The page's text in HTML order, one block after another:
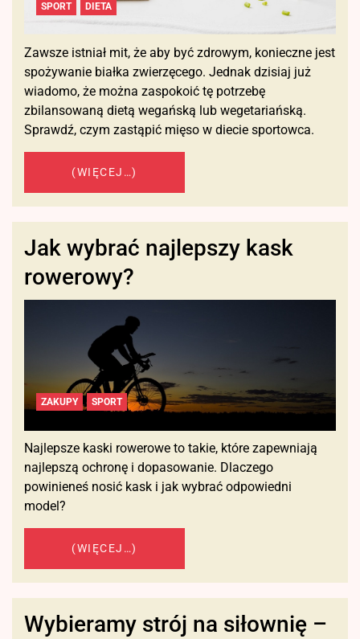
DIETA
SPORT
Zawsze istniał mit, że aby być zdrowym, konieczne jest
spożywanie białka zwierzęcego. Jednak dzisiaj już
wiadomo, że można zaspokoić tę potrzebę
zbilansowaną dietą wegańską lub wegetariańską.
Sprawdź, czym zastąpić mięso w diecie sportowca.
(WIĘCEJ…)
Jak wybrać najlepszy kask
rowerowy?
SPORT
ZAKUPY
Najlepsze kaski rowerowe to takie, które zapewniają
najlepszą ochronę i dopasowanie. Dlaczego
powinieneś nosić kask i jak wybrać odpowiedni
model?
(WIĘCEJ…)
Wybieramy strój na siłownię –